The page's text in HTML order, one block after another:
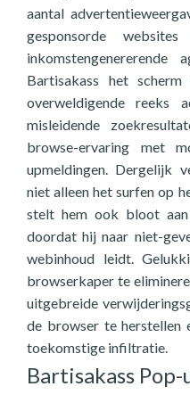
aantal
gesponsorde
Bartisakass het
overweldigende reeks
misleidende
browse-ervaring met
upmeldingen. Dergelijk
niet alleen het surfen op
stelt hem ook bloot aan
doordat hij naar niet-
webinhoud leidt.
browserkaper te
uitgebreide
de browser te herstellen
toekomstige infiltratie.
Bartisakass Pop-